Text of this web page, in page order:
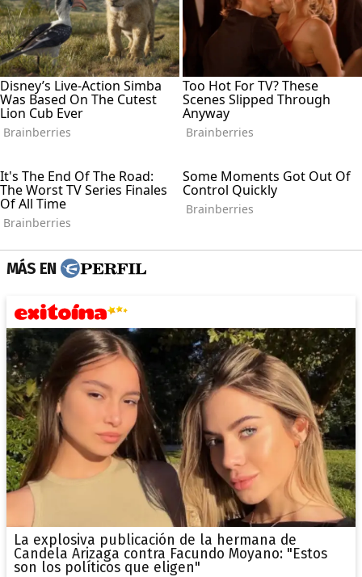
MÁS EN
La explosiva publicación de la hermana de
Candela Arizaga contra Facundo Moyano: "Estos
son los políticos que eligen"